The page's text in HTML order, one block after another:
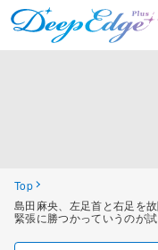
Top
島田麻央、左足首と右足を
緊張に勝つかっていうのが